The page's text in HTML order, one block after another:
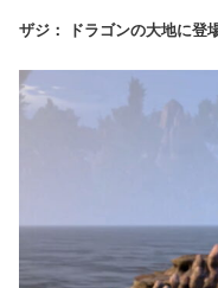
ザジ： ドラゴンの大地に登